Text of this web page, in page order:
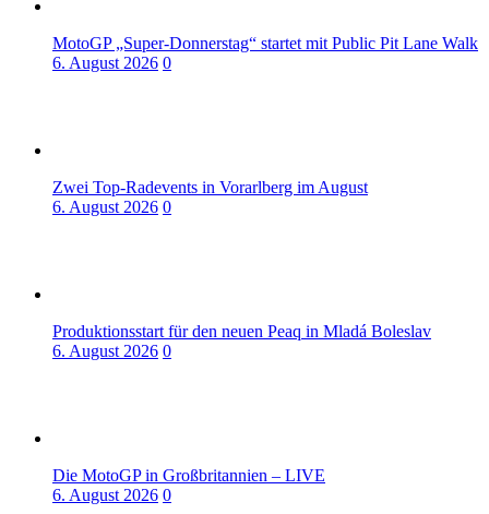
MotoGP „Super-Donnerstag“ startet mit Public Pit Lane Walk
6. August 2026 0
Zwei Top-Radevents in Vorarlberg im August
6. August 2026 0
Produktionsstart für den neuen Peaq in Mladá Boleslav
6. August 2026 0
Die MotoGP in Großbritannien – LIVE
6. August 2026 0